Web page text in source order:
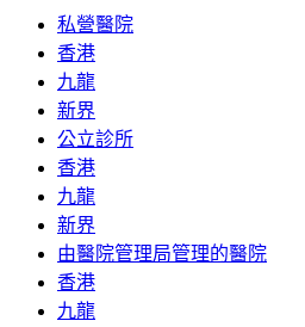
私營醫院
香港
九龍
新界
公立診所
香港
九龍
新界
由醫院管理局管理的醫院
香港
九龍